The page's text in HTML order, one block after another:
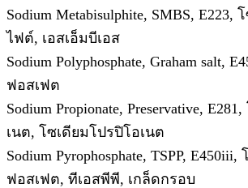
Sodium Metabisulphite, SMBS, E223,
ไฟต์, เอสเอ็มบีเอส
Sodium Polyphosphate, Graham salt,
ฟอสเฟต
Sodium Propionate, Preservative,
เนต, โซเดียมโปรปิโอเนต
Sodium Pyrophosphate, TSPP,
ฟอสเฟต, ทีเอสพีพี, เกล็ดกรอบ